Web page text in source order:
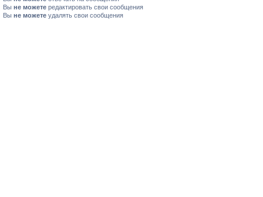
Вы не можете редактировать свои сообщения
Вы не можете удалять свои сообщения